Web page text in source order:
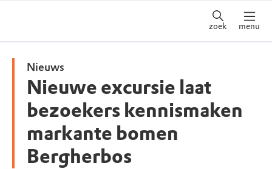
zoek menu
Nieuws
Nieuwe excursie laat
bezoekers kennismaken
markante bomen
Bergherbos